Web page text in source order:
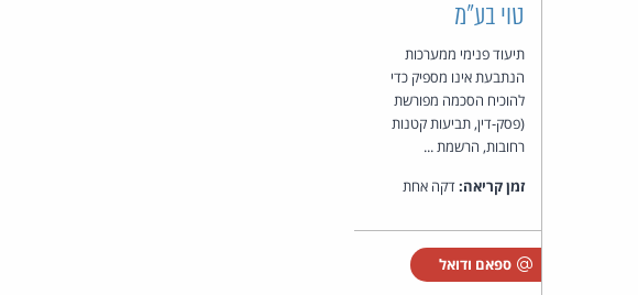
טוי בע"מ
תיעוד פנימי ממערכות
הנתבעת אינו מספיק כדי
להוכיח הסכמה מפורשת
(פסק-דין, תביעות קטנות
רחובות, הרשמת ...
זמן קריאה:דקה אחת
ספאם ודואל